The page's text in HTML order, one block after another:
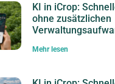
KI in iCrop:
ohne zusätzlichen
Mehr lesen